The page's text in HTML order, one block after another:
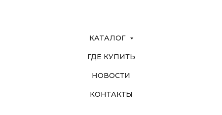
КАТАЛОГ
ГДЕ КУПИТЬ
НОВОСТИ
КОНТАКТЫ